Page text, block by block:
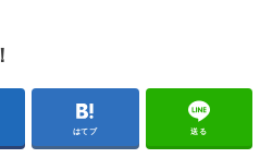
はてブ 送る